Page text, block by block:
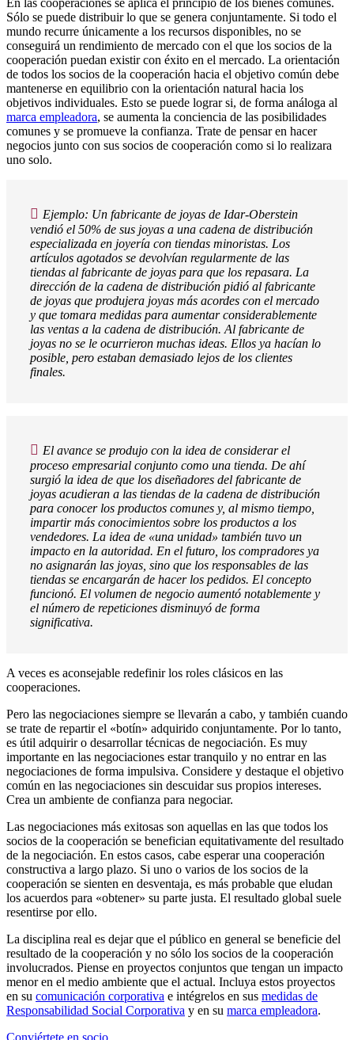
Sólo se puede distribuir lo que se genera conjuntamente. Si todo el
mundo recurre únicamente a los recursos disponibles, no se
conseguirá un rendimiento de mercado con el que los socios de la
cooperación puedan existir con éxito en el mercado. La orientación
de todos los socios de la cooperación hacia el objetivo común debe
mantenerse en equilibrio con la orientación natural hacia los
objetivos individuales. Esto se puede lograr si, de forma análoga al
marca empleadora, se aumenta la conciencia de las posibilidades
comunes y se promueve la confianza. Trate de pensar en hacer
negocios junto con sus socios de cooperación como si lo realizara
uno solo.
Ejemplo: Un fabricante de joyas de Idar-Oberstein
vendió el 50% de sus joyas a una cadena de distribución
especializada en joyería con tiendas minoristas. Los
artículos agotados se devolvían regularmente de las
tiendas al fabricante de joyas para que los repasara. La
dirección de la cadena de distribución pidió al fabricante
de joyas que produjera joyas más acordes con el mercado
y que tomara medidas para aumentar considerablemente
las ventas a la cadena de distribución. Al fabricante de
joyas no se le ocurrieron muchas ideas. Ellos ya hacían lo
posible, pero estaban demasiado lejos de los clientes
finales.
El avance se produjo con la idea de considerar el
proceso empresarial conjunto como una tienda. De ahí
surgió la idea de que los diseñadores del fabricante de
joyas acudieran a las tiendas de la cadena de distribución
para conocer los productos comunes y, al mismo tiempo,
impartir más conocimientos sobre los productos a los
vendedores. La idea de «una unidad» también tuvo un
impacto en la autoridad. En el futuro, los compradores ya
no asignarán las joyas, sino que los responsables de las
tiendas se encargarán de hacer los pedidos. El concepto
funcionó. El volumen de negocio aumentó notablemente y
el número de repeticiones disminuyó de forma
significativa.
A veces es aconsejable redefinir los roles clásicos en las
cooperaciones.
Pero las negociaciones siempre se llevarán a cabo, y también cuando
se trate de repartir el «botín» adquirido conjuntamente. Por lo tanto,
es útil adquirir o desarrollar técnicas de negociación. Es muy
importante en las negociaciones estar tranquilo y no entrar en las
negociaciones de forma impulsiva. Considere y destaque el objetivo
común en las negociaciones sin descuidar sus propios intereses.
Crea un ambiente de confianza para negociar.
Las negociaciones más exitosas son aquellas en las que todos los
socios de la cooperación se benefician equitativamente del resultado
de la negociación. En estos casos, cabe esperar una cooperación
constructiva a largo plazo. Si uno o varios de los socios de la
cooperación se sienten en desventaja, es más probable que eludan
los acuerdos para «obtener» su parte justa. El resultado global suele
resentirse por ello.
La disciplina real es dejar que el público en general se beneficie del
resultado de la cooperación y no sólo los socios de la cooperación
involucrados. Piense en proyectos conjuntos que tengan un impacto
menor en el medio ambiente que el actual. Incluya estos proyectos
en su comunicación corporativa e intégrelos en sus medidas de
Responsabilidad Social Corporativa y en su marca empleadora.
Conviértete en socio